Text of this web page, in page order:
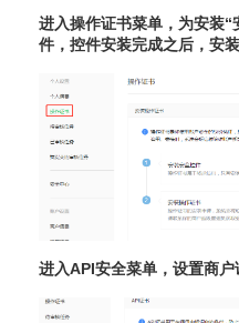
进入操作证书菜单，为安装
件，控件安装完成之后，安
进入API安全菜单，设置商户